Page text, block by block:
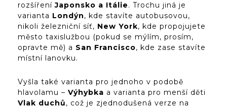
rozšířeníJaponsko a Itálie. Trochu jiná je
varianta Londýn, kde stavíte autobusovou,
nikoli železniční síť, New York, kde propojujete
město taxislužbou (pokud se mýlím, prosím,
opravte mě) a San Francisco, kde zase stavíte
místní lanovku.
Vyšla také varianta pro jednoho v podobě
hlavolamu – Výhybka a varianta pro menší děti
Vlak duchů, což je zjednodušená verze na